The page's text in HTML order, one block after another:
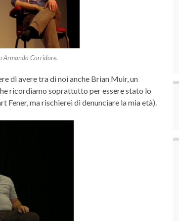
Armando Corridore.
di avere tra di noi anche Brian Muir, un
ricordiamo soprattutto per essere stato lo
ma rischierei di denunciare la mia età).